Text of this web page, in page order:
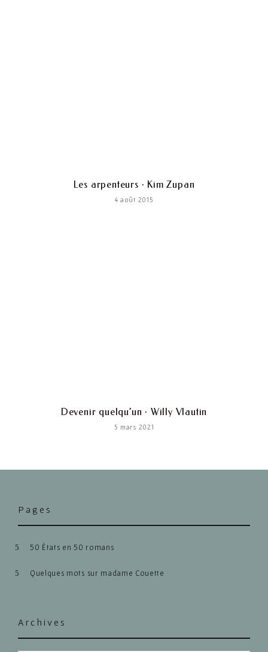
Les arpenteurs · Kim Zupan
4 août 2015
Devenir quelqu’un · Willy Vlautin
5 mars 2021
Pages
50 États en 50 romans
Quelques mots sur madame Couette
Archives